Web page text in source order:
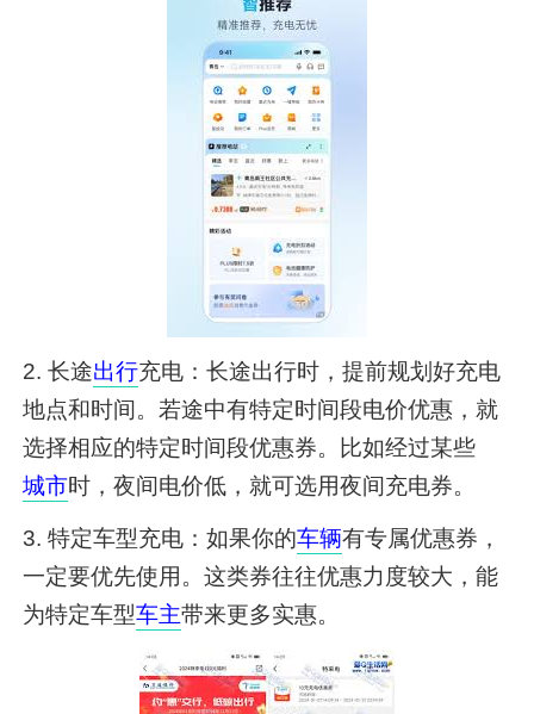
2. 长途出行充电：长途出行时，提前规划好充电
地点和时间。若途中有特定时间段电价优惠，就
选择相应的特定时间段优惠券。比如经过某些
城市时，夜间电价低，就可选用夜间充电券。
3. 特定车型充电：如果你的车辆有专属优惠券，
一定要优先使用。这类券往往优惠力度较大，能
为特定车型车主带来更多实惠。